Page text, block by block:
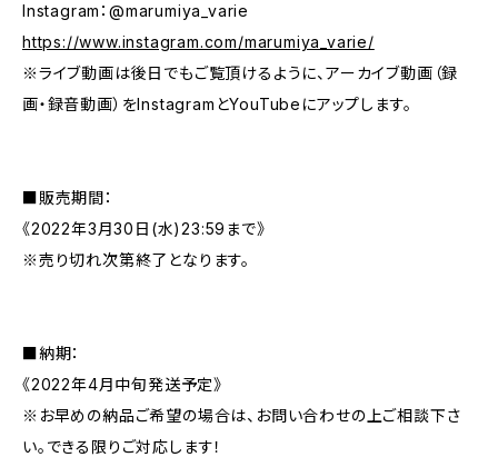
Instagram：@marumiya_varie
https://www.instagram.com/marumiya_varie/
※ライブ動画は後日でもご覧頂けるように、アーカイブ動画（録
画・録音動画）をInstagramとYouTubeにアップします。
■販売期間：
《2022年3月30日(水)23:59まで》
※売り切れ次第終了となります。
■納期：
《2022年4月中旬発送予定》
※お早めの納品ご希望の場合は、お問い合わせの上ご相談下さ
い。できる限りご対応します！